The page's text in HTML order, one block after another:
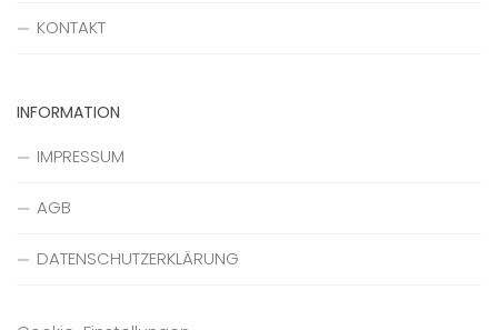
KONTAKT
INFORMATION
IMPRESSUM
AGB
DATENSCHUTZERKLÄRUNG